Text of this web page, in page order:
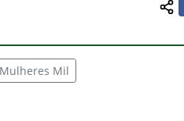
Mil